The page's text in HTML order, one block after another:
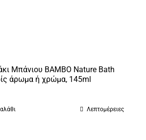
Μπάνιου BAMBO Nature Bath
άρωμα ή χρώμα, 145ml
Λεπτομέρειες